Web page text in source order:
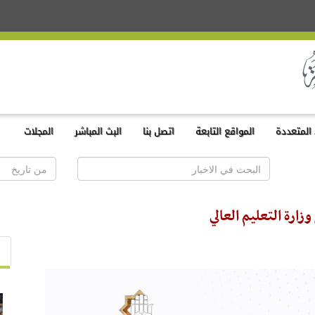
المواقع التابعة اتصل بنا البث المباشر المجلات
التعليم العالي